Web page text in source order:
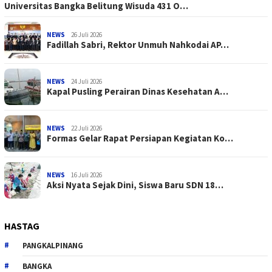
Universitas Bangka Belitung Wisuda 431 O…
NEWS 26 Juli 2026
Fadillah Sabri, Rektor Unmuh Nahkodai AP…
NEWS 24 Juli 2026
Kapal Pusling Perairan Dinas Kesehatan A…
NEWS 22 Juli 2026
Formas Gelar Rapat Persiapan Kegiatan Ko…
NEWS 16 Juli 2026
Aksi Nyata Sejak Dini, Siswa Baru SDN 18…
HASTAG
PANGKALPINANG
BANGKA